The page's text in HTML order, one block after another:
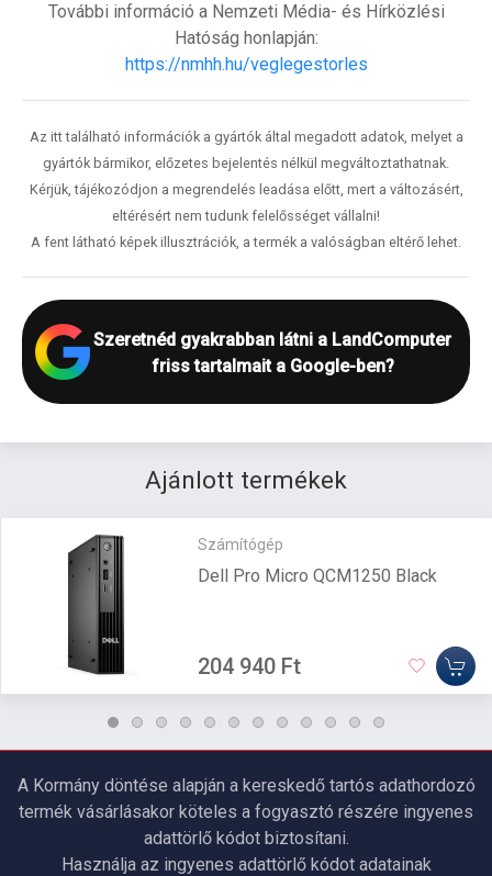
További információ a Nemzeti Média- és Hírközlési
Hatóság honlapján:
https://nmhh.hu/veglegestorles
Az itt található információk a gyártók által megadott adatok, melyet a
gyártók bármikor, előzetes bejelentés nélkül megváltoztathatnak.
Kérjük, tájékozódjon a megrendelés leadása előtt, mert a változásért,
eltérésért nem tudunk felelősséget vállalni!
A fent látható képek illusztrációk, a termék a valóságban eltérő lehet.
Szeretnéd gyakrabban látni a LandComputer
friss tartalmait a Google-ben?
Ajánlott termékek
Számítógép
Dell Pro Micro QCM1250 Black
204 940 Ft
A Kormány döntése alapján a kereskedő tartós adathordozó
termék vásárlásakor köteles a fogyasztó részére ingyenes
adattörlő kódot biztosítani.
Használja az ingyenes adattörlő kódot adatainak